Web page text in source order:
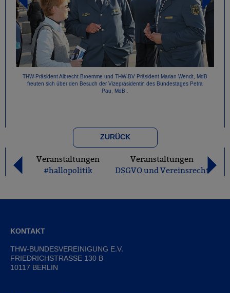
THW-Präsident Albrecht Broemme und THW-BV Präsident Marian Wendt, MdB
freuten sich über den Besuch der Vizepräsidentin des Bundestages Petra
Pau, MdB .
ZURÜCK
Veranstaltungen
#hallopolitik
Veranstaltungen
DSGVO und Vereinsrecht
KONTAKT
THW-BUNDESVEREINIGUNG E.V.
FRIEDRICHSTRASSE 130 B
10117 BERLIN